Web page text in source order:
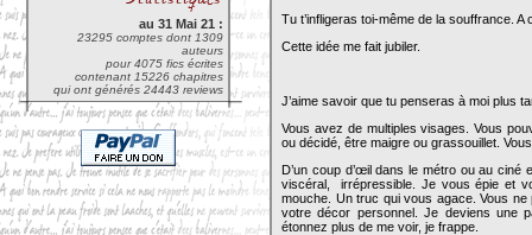
au 31 Mai 21 :
23295 comptes dont 1309
auteurs
pour 4075 fics écrites
contenant 15226 chapitres
qui ont générés 24443 reviews
Tu t’infligeras toi-même de la souffrance. A
Cette idée me fait jubiler.
J’aime savoir que tu penseras à moi plus
Vous avez de multiples visages. Vous
ou décidé, être maigre ou grassouillet.
D’un coup d’œil dans le métro ou au ciné
viscéral, irrépressible. Je vous épie et
mouche. Un truc qui vous agace. Vous
votre décor personnel. Je deviens une
étonnez plus de me voir, je frappe.